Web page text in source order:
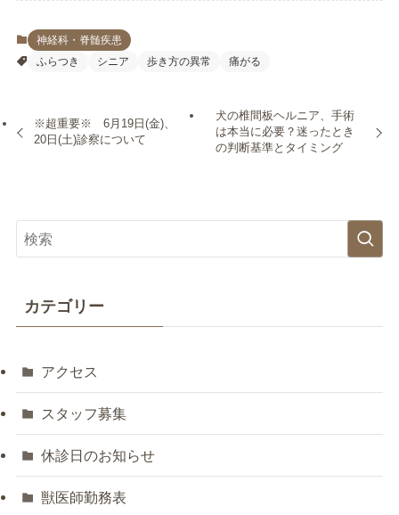
神経科・脊髄疾患
ふらつき
シニア 歩き方の異常 痛がる
※超重要※ 6月19日(金)、
20日(土)診察について
犬の椎間板ヘルニア、手術
は本当に必要？迷ったとき
の判断基準とタイミング
カテゴリー
アクセス
スタッフ募集
休診日のお知らせ
獣医師勤務表